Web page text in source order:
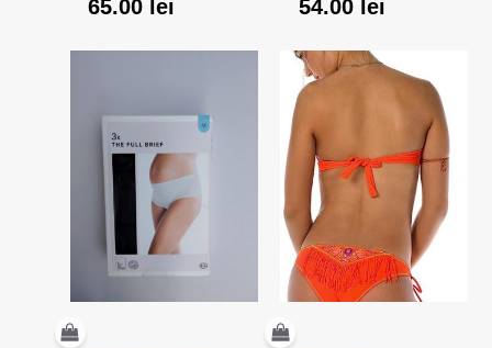
65.00 lei 54.00 lei